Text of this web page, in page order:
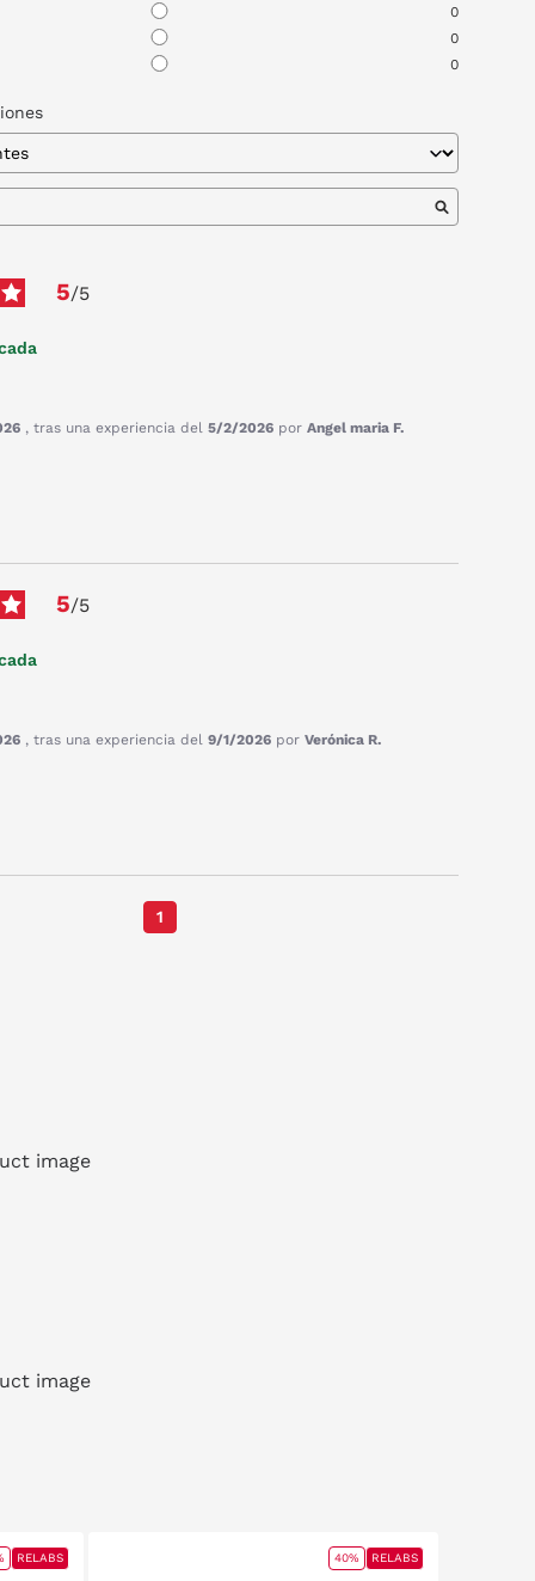
0
0
0
5/5
, tras una experiencia del5/2/2026 porAngel maria F.
5/5
, tras una experiencia del9/1/2026 porVerónica R.
1
RELABS 40% RELABS